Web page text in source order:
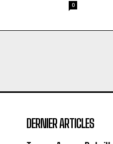
0
DERNIER ARTICLES